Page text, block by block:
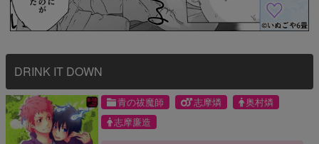
DRINK IT DOWN
青の祓魔師 志摩燐
奥村燐
志摩廉造